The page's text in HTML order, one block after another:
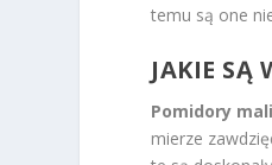
temu są one
JAKIE SĄ
Pomidory
mierze